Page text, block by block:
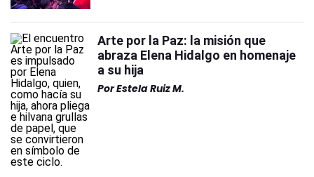
Arte por la Paz: la misión que
abraza Elena Hidalgo en homenaje
a su hija
PorEstela Ruiz M.